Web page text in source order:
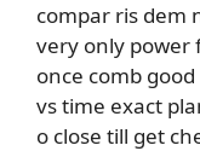
compar ris dem
very only power
once comb
vs time exact
o close till get